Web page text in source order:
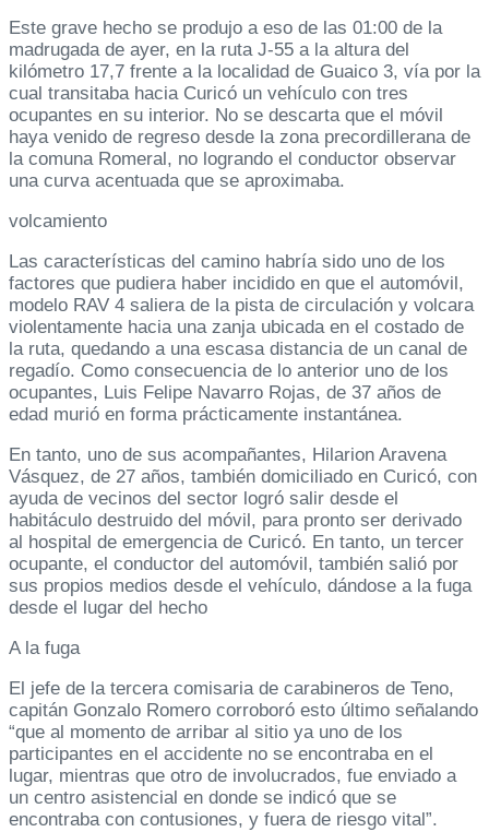
Este grave hecho se produjo a eso de las 01:00 de la
madrugada de ayer, en la ruta J-55 a la altura del
kilómetro 17,7 frente a la localidad de Guaico 3, vía por la
cual transitaba hacia Curicó un vehículo con tres
ocupantes en su interior. No se descarta que el móvil
haya venido de regreso desde la zona precordillerana de
la comuna Romeral, no logrando el conductor observar
una curva acentuada que se aproximaba.
volcamiento
Las características del camino habría sido uno de los
factores que pudiera haber incidido en que el automóvil,
modelo RAV 4 saliera de la pista de circulación y volcara
violentamente hacia una zanja ubicada en el costado de
la ruta, quedando a una escasa distancia de un canal de
regadío. Como consecuencia de lo anterior uno de los
ocupantes, Luis Felipe Navarro Rojas, de 37 años de
edad murió en forma prácticamente instantánea.
En tanto, uno de sus acompañantes, Hilarion Aravena
Vásquez, de 27 años, también domiciliado en Curicó, con
ayuda de vecinos del sector logró salir desde el
habitáculo destruido del móvil, para pronto ser derivado
al hospital de emergencia de Curicó. En tanto, un tercer
ocupante, el conductor del automóvil, también salió por
sus propios medios desde el vehículo, dándose a la fuga
desde el lugar del hecho
A la fuga
El jefe de la tercera comisaria de carabineros de Teno,
capitán Gonzalo Romero corroboró esto último señalando
“que al momento de arribar al sitio ya uno de los
participantes en el accidente no se encontraba en el
lugar, mientras que otro de involucrados, fue enviado a
un centro asistencial en donde se indicó que se
encontraba con contusiones, y fuera de riesgo vital”.